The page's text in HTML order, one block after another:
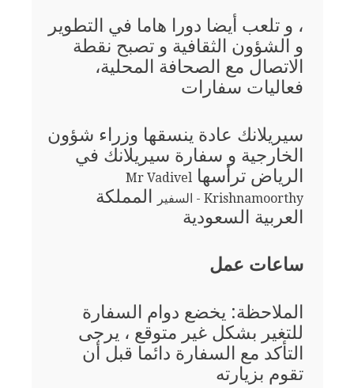
، و تلعب أيضا دورا هاما في التطوير
و الشؤون الثقافية و تصبح نقطة
الاتصال مع الصحافة المحلية،
فعاليات سفارات
سيريلانك عادة ينسقها وزراء شؤون
الخارجية و سفارة سيريلانك في
الرياض ترأسها Mr Vadivel
Krishnamoorthy - السفير
المملكة
العربية السعودية
ساعات عمل
الملاحظة: يخضع دوام السفارة
للتغير بشكل غير متوقع ، يرجى
التأكد مع السفارة دائما قبل أن
تقوم بزيارته